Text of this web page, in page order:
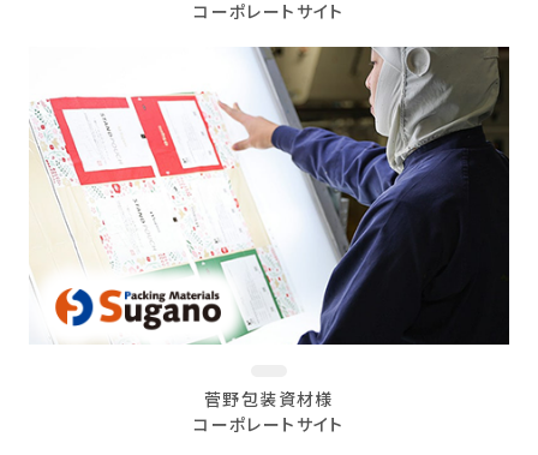
コーポレートサイト
菅野包装資材様
コーポレートサイト